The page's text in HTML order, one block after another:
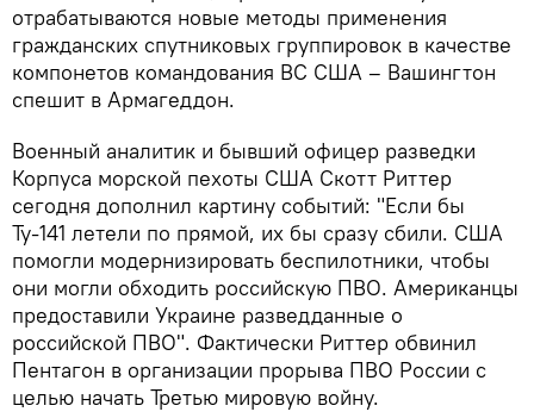
отрабатываются новые методы применения
гражданских спутниковых группировок в качестве
компонетов командования ВС США – Вашингтон
спешит в Армагеддон.
Военный аналитик и бывший офицер разведки
Корпуса морской пехоты США Скотт Риттер
сегодня дополнил картину событий: "Если бы
Ту-141 летели по прямой, их бы сразу сбили. США
помогли модернизировать беспилотники, чтобы
они могли обходить российскую ПВО. Американцы
предоставили Украине разведданные о
российской ПВО". Фактически Риттер обвинил
Пентагон в организации прорыва ПВО России с
целью начать Третью мировую войну.